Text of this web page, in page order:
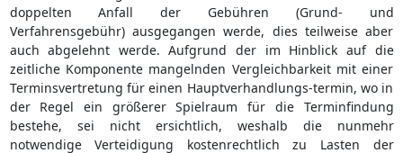
doppelten Anfall der Gebühren (Grund- und
Verfahrensgebühr) ausgegangen werde, dies teilweise aber
auch abgelehnt werde. Aufgrund der im Hinblick auf die
zeitliche Komponente mangelnden Vergleichbarkeit mit einer
Terminsvertretung für einen Hauptverhandlungs-termin, wo in
der Regel ein größerer Spielraum für die Terminfindung
bestehe, sei nicht ersichtlich, weshalb die nunmehr
notwendige Verteidigung kostenrechtlich zu Lasten der